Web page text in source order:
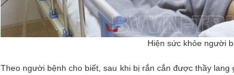
Hiện sức khỏe người
Theo người bệnh cho biết, sau khi bị rắn cắn được thầy